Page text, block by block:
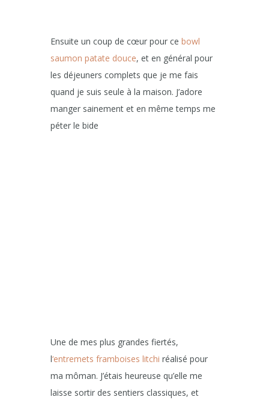
Ensuite un coup de cœur pour ce bowl
saumon patate douce, et en général pour
les déjeuners complets que je me fais
quand je suis seule à la maison. J’adore
manger sainement et en même temps me
péter le bide
Une de mes plus grandes fiertés,
l‘entremets framboises litchi réalisé pour
ma môman. J’étais heureuse qu’elle me
laisse sortir des sentiers classiques, et